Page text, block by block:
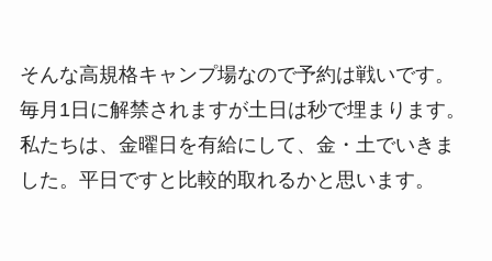
そんな高規格キャンプ場なので予約は戦いです。
毎月1日に解禁されますが土日は秒で埋まります。
私たちは、金曜日を有給にして、金・土でいきま
した。平日ですと比較的取れるかと思います。